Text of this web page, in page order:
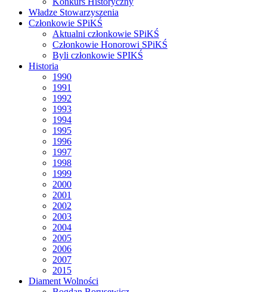
Władze Stowarzyszenia
Członkowie SPiKŚ
Aktualni członkowie SPiKŚ
Członkowie Honorowi SPiKŚ
Byli członkowie SPIKŚ
Historia
1990
1991
1992
1993
1994
1995
1996
1997
1998
1999
2000
2001
2002
2003
2004
2005
2006
2007
2015
Diament Wolności